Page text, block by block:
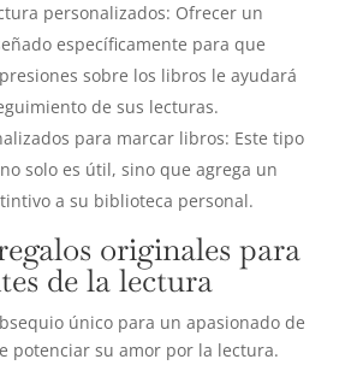
personalizados: Ofrecer un
específicamente para que
sobre los libros le ayudará
de sus lecturas.
para marcar libros: Este tipo
solo es útil, sino que agrega un
a su biblioteca personal.
originales para
de la lectura
único para un apasionado de
potenciar su amor por la lectura.